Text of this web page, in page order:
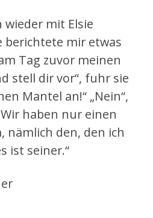
wieder mit Elsie
berichtete mir etwas
Tag zuvor meinen
stell dir vor“, fuhr sie
Mantel an!“ „Nein“,
haben nur einen
nämlich den, den ich
ist seiner.“